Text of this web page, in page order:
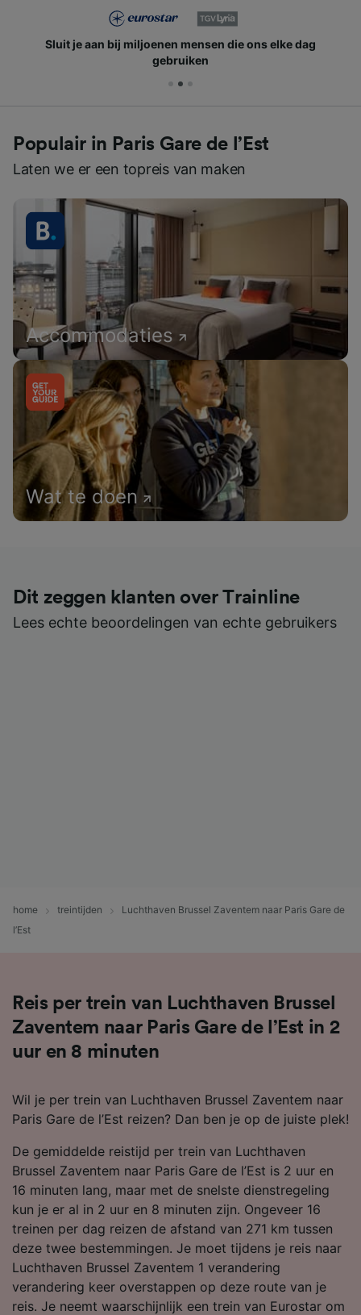
Sluit je aan bij miljoenen mensen die ons elke dag
gebruiken
Populair in Paris Gare de l’Est
Laten we er een topreis van maken
Accommodaties
Wat te doen
Dit zeggen klanten over Trainline
Lees echte beoordelingen van echte gebruikers
home treintijden
Luchthaven Brussel Zaventem naar Paris Gare de
l’Est
Reis per trein van Luchthaven Brussel
Zaventem naar Paris Gare de l’Est in 2
uur en 8 minuten
Wil je per trein van Luchthaven Brussel Zaventem naar
Paris Gare de l’Est reizen? Dan ben je op de juiste plek!
De gemiddelde reistijd per trein van Luchthaven
Brussel Zaventem naar Paris Gare de l’Est is 2 uur en
16 minuten lang, maar met de snelste dienstregeling
kun je er al in 2 uur en 8 minuten zijn. Ongeveer 16
treinen per dag reizen de afstand van 271 km tussen
deze twee bestemmingen. Je moet tijdens je reis naar
Luchthaven Brussel Zaventem 1 verandering
verandering keer overstappen op deze route van je
reis. Je neemt waarschijnlijk een trein van Eurostar om